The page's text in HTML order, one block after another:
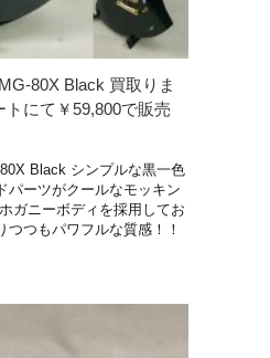
80X Black 買取りま
トにて￥59,800で販売
Black シンプルな黒一色
パーツがクールなモッキン
ガニーボディを採用してお
つつもパワフルな質感！！